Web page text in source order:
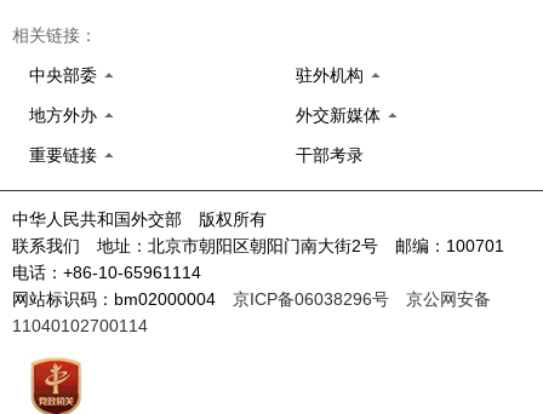
相关链接：
中央部委 驻外机构
地方外办 外交新媒体
重要链接 干部考录
中华人民共和国外交部 版权所有
联系我们 地址：北京市朝阳区朝阳门南大街2号 邮编：100701
电话：+86-10-65961114
网站标识码：bm02000004 京ICP备06038296号
京公网安备
11040102700114